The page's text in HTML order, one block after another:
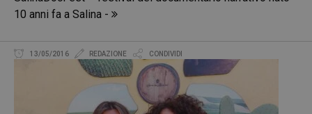
10 anni fa a Salina -
13/05/2016 REDAZIONE CONDIVIDI